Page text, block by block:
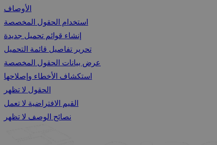
الأوصاف
استخدام الحقول المخصصة
إنشاء قوائم تحميل جديدة
تحرير تفاصيل قائمة التحميل
عرض بيانات الحقول المخصصة
استكشاف الأخطاء وإصلاحها
الحقول لا تظهر
القيم الافتراضية لا تعمل
نصائح الوصف لا تظهر